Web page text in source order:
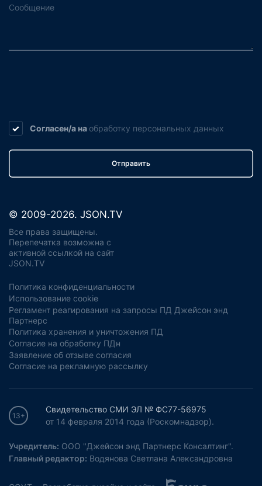
Согласен/а на обработку персональных данных
Отправить
© 2009-2026. JSON.TV
Все права защищены.
Перепечатка возможна с
активной ссылкой на сайт
JSON.TV
Политика конфиденциальности
Использование cookie
Регламент реагирования на запросы ПД Джейсон энд
Партнерс
Политика хранения и уничтожения ПД
Согласие на обработку ПДн
Заявление об отзыве согласия
Согласие на рекламную рассылку
13+
Свидетельство СМИ ЭЛ № ФС77-56975
от 14 февраля 2014 года (Роскомнадзор).
Учредитель: ООО "Джейсон энд Партнерс Консалтинг".
Главный редактор: Водянова Светлана Александровна